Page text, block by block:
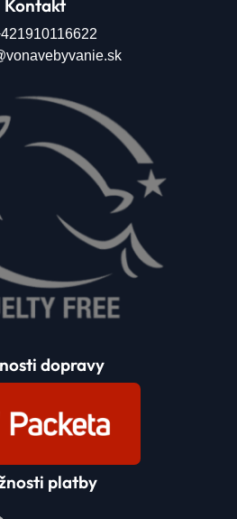
dopravy
platby
Kontakt